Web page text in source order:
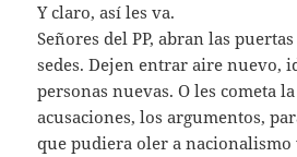
Y claro, así les va.
Señores del PP, abran las
sedes. Dejen entrar aire nuevo,
personas nuevas. O les cometa
acusaciones, los argumentos,
que pudiera oler a nacionalismo